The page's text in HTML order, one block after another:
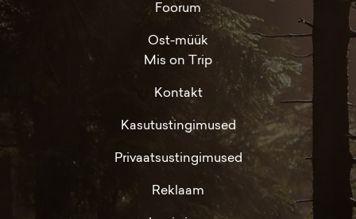
Foorum
Ost-müük
Mis on Trip
Kontakt
Kasutustingimused
Privaatsustingimused
Reklaam